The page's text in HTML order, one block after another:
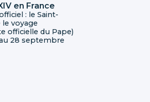
en France
: le Saint-
voyage
officielle du Pape)
28 septembre